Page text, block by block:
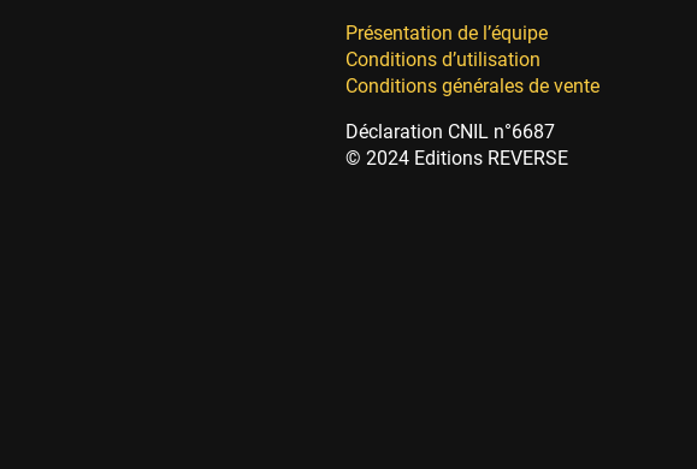
Présentation de l’équipe
Conditions d’utilisation
Conditions générales de vente
Déclaration CNIL n°6687
© 2024 Editions REVERSE